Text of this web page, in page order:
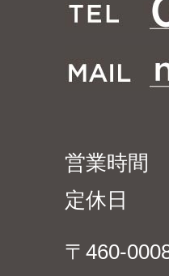
営業時間
定休日
〒460-